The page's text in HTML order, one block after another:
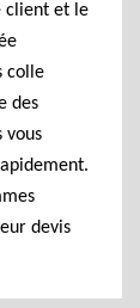
client et le
colle
des
vous
devis